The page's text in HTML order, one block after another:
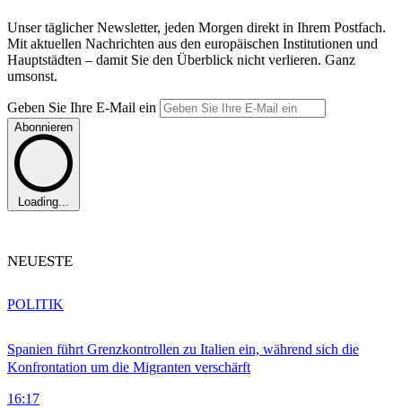
Unser täglicher Newsletter, jeden Morgen direkt in Ihrem Postfach.
Mit aktuellen Nachrichten aus den europäischen Institutionen und
Hauptstädten – damit Sie den Überblick nicht verlieren. Ganz
umsonst.
Geben Sie Ihre E-Mail ein
Abonnieren
Loading...
NEUESTE
Spanien führt Grenzkontrollen zu Italien ein, während sich die
Konfrontation um die Migranten verschärft
16:17
POLITIK